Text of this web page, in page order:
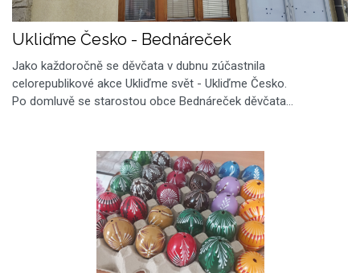
Ukliďme Česko - Bednáreček
Jako každoročně se děvčata v dubnu zúčastnila
celorepublikové akce Ukliďme svět - Ukliďme Česko.
Po domluvě se starostou obce Bednáreček děvčata…